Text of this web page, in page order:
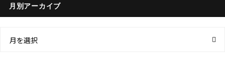
月別アーカイブ
月を選択